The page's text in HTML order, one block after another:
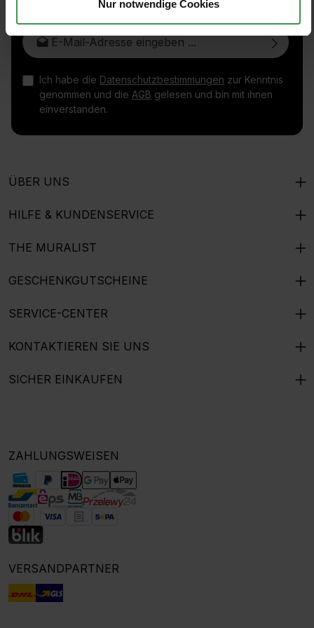
Nur notwendige Cookies
E-Mail-Adresse*
Ich habe die Datenschutzbestimmungen zur Kenntnis
genommen und die AGB gelesen und bin mit ihnen
einverstanden.
ÜBER UNS
HILFE & KUNDENSERVICE
THE MURALIST
GESCHENKGUTSCHEINE
SERVICE-CENTER
KONTAKTIEREN SIE UNS
SICHER EINKAUFEN
ZAHLUNGSWEISEN
VERSANDPARTNER